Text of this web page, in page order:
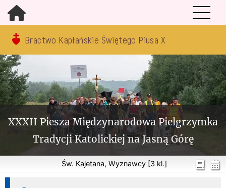
Bractwo Kapłańskie Świętego Piusa X
XXXII Piesza Międzynarodowa Pielgrzymka
Tradycji Katolickiej na Jasną Górę
Św. Kajetana, Wyznawcy [3 kl.]